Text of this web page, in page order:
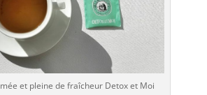
et pleine de fraîcheur Detox et Moi